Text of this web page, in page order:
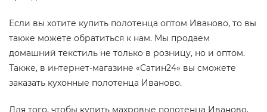
Если вы хотите купить полотенца оптом Иваново, то вы
также можете обратиться к нам. Мы продаем
домашний текстиль не только в розницу, но и оптом.
Также, в интернет-магазине «Сатин24» вы сможете
заказать кухонные полотенца Иваново.
Для того, чтобы купить махровые полотенца Иваново,